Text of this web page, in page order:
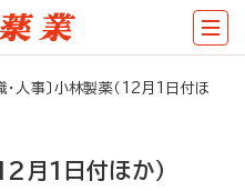
・人事〕小林製薬（12月1日付ほ
12月1日付ほか）